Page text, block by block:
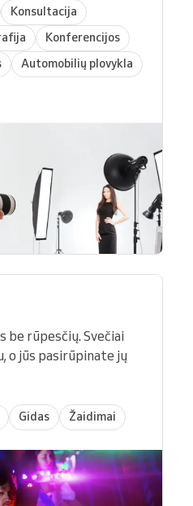
Konsultacija
Konferencijos
Automobilių plovykla
be rūpesčių. Svečiai
o jūs pasirūpinate jų
Gidas Žaidimai